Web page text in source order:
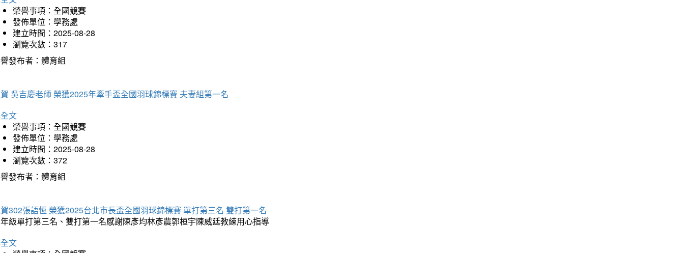
榮譽事項：全國競賽
發佈單位：學務處
建立時間：2025-08-28
瀏覽次數：317
發布者：體育組
吳吉慶老師 榮獲2025年牽手盃全國羽球錦標賽 夫妻組第一名
文
榮譽事項：全國競賽
發佈單位：學務處
建立時間：2025-08-28
瀏覽次數：372
發布者：體育組
302張語恆 榮獲2025台北市長盃全國羽球錦標賽 單打第三名 雙打第一名
級單打第三名、雙打第一名感謝陳彥均林彥農郭桓宇陳威廷教練用心指導
文